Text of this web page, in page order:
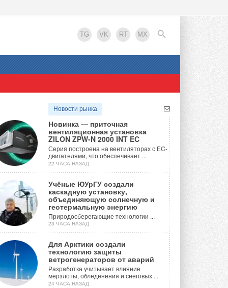
TG VK RT MX
EN
Новости рынка
Новинка — приточная
вентиляционная установка
ZILON ZPW-N 2000 INT EC
Серия построена на вентиляторах с EC-
двигателями, что обеспечивает ...
22 ЧАСА НАЗАД
Учёные ЮУрГУ создали
каскадную установку,
объединяющую солнечную и
геотермальную энергию
Природосберегающие технологии ...
23 ЧАСА НАЗАД
Для Арктики создали
технологию защиты
ветрогенераторов от аварий
Разработка учитывает влияние
мерзлоты, обледенения и снеговых ...
24 ЧАСА НАЗАД